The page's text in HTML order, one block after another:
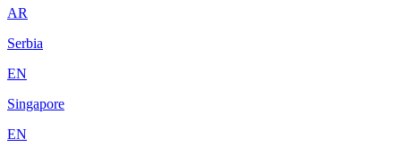
AR
Serbia
EN
Singapore
EN